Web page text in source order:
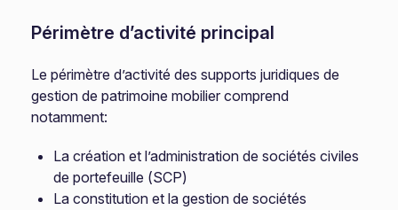
Périmètre d’activité principal
Le périmètre d’activité des supports juridiques de
gestion de patrimoine mobilier comprend
notamment:
La création et l’administration de sociétés civiles
de portefeuille (SCP)
La constitution et la gestion de sociétés